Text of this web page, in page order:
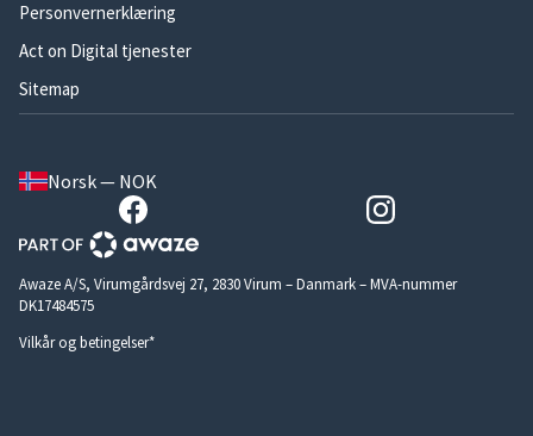
Personvernerklæring
Act on Digital tjenester
Sitemap
Norsk — NOK
Awaze A/S, Virumgårdsvej 27, 2830 Virum – Danmark – MVA-nummer
DK17484575
Vilkår og betingelser*